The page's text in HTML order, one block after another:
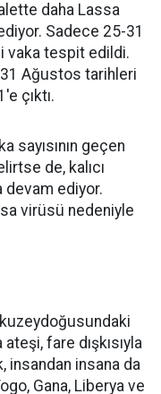
daha Lassa
Sadece 25-31
vaka tespit edildi.
Ağustos tarihleri
çıktı.
sayısının geçen
de, kalıcı
devam ediyor.
virüsü nedeniyle
kuzeydoğusundaki
fare dışkısıyla
insandan insana da
Gana, Liberya ve